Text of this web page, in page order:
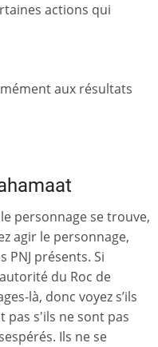
actions qui
aux résultats
personnage se trouve,
agir le personnage,
PNJ présents. Si
du Roc de
là, donc voyez s’ils
pas s'ils ne sont pas
Ils ne se